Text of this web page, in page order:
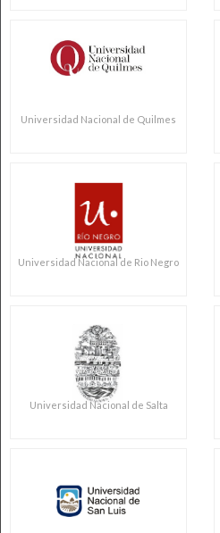
Universidad Nacional de Quilmes
Universidad Nacional de Rio Negro
Universidad Nacional de Salta